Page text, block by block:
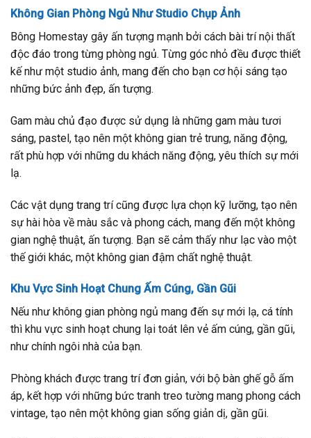
Không Gian Phòng Ngủ Như Studio Chụp Ảnh
Bông Homestay gây ấn tượng mạnh bởi cách bài trí nội thất
độc đáo trong từng phòng ngủ. Từng góc nhỏ đều được thiết
kế như một studio ảnh, mang đến cho bạn cơ hội sáng tạo
những bức ảnh đẹp, ấn tượng.
Gam màu chủ đạo được sử dụng là những gam màu tươi
sáng, pastel, tạo nên một không gian trẻ trung, năng động,
rất phù hợp với những du khách năng động, yêu thích sự mới
lạ.
Các vật dụng trang trí cũng được lựa chọn kỹ lưỡng, tạo nên
sự hài hòa về màu sắc và phong cách, mang đến một không
gian nghệ thuật, ấn tượng. Bạn sẽ cảm thấy như lạc vào một
thế giới khác, một không gian đậm chất nghệ thuật.
Khu Vực Sinh Hoạt Chung Ấm Cúng, Gần Gũi
Nếu như không gian phòng ngủ mang đến sự mới lạ, cá tính
thì khu vực sinh hoạt chung lại toát lên vẻ ấm cúng, gần gũi,
như chính ngôi nhà của bạn.
Phòng khách được trang trí đơn giản, với bộ bàn ghế gỗ ấm
áp, kết hợp với những bức tranh treo tường mang phong cách
vintage, tạo nên một không gian sống giản dị, gần gũi.